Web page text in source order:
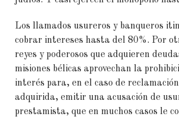
Los llamados usureros y banqueros
cobrar intereses hasta del 80%. Por
reyes y poderosos que adquieren
misiones bélicas aprovechan la
interés para, en el caso de
adquirida, emitir una acusación de
prestamista, que en muchos casos le